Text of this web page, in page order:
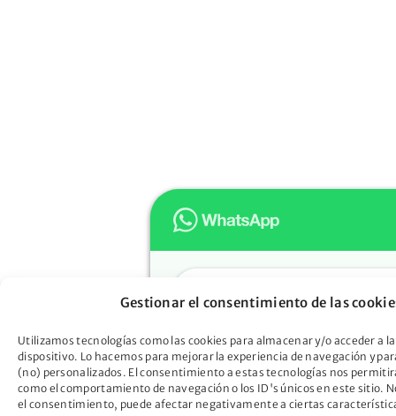
Gestionar el consentimiento de las
Utilizamos tecnologías como las cookies para almacenar y/o acceder a
dispositivo. Lo hacemos para mejorar la experiencia de navegación y
(no) personalizados. El consentimiento a estas tecnologías nos
como el comportamiento de navegación o los ID's únicos en este sitio.
el consentimiento, puede afectar negativamente a ciertas
Hola
Oportunidad. ¿En qué
ayudarte?
Descubre cómo la Ley de
Oportunidad puede liberarte